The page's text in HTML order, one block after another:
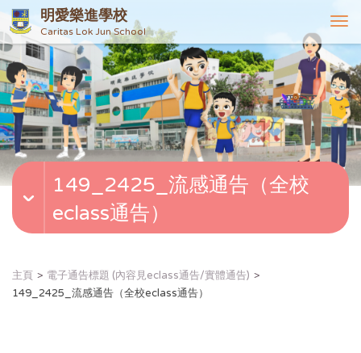
明愛樂進學校
Caritas Lok Jun School
T
o
g
g
l
e
n
v
149_2425_流感通告（全校
eclass通告）
主頁
電子通告標題 (內容見eclass通告/實體通告)
149_2425_流感通告（全校eclass通告）